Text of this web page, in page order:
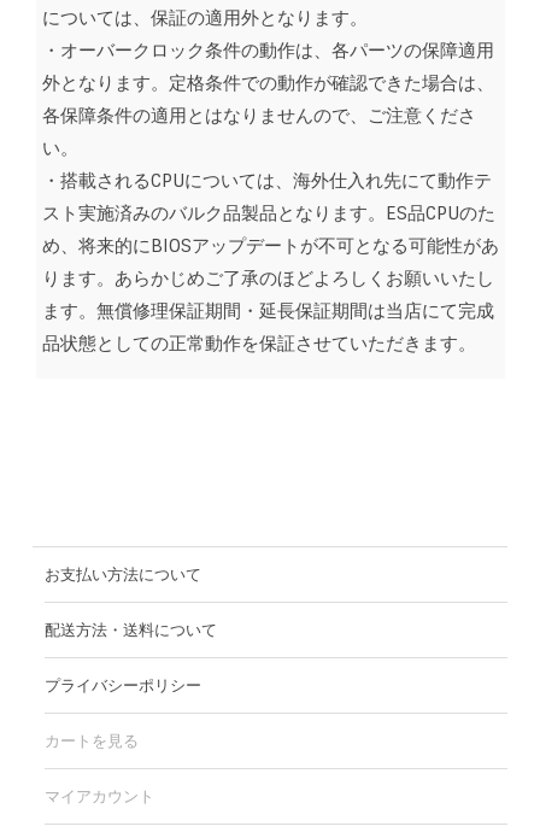
については、保証の適用外となります。
・オーバークロック条件の動作は、各パーツの保障適用
外となります。定格条件での動作が確認できた場合は、
各保障条件の適用とはなりませんので、ご注意くださ
い。
・搭載されるCPUについては、海外仕入れ先にて動作テ
スト実施済みのバルク品製品となります。ES品CPUのた
め、将来的にBIOSアップデートが不可となる可能性があ
ります。あらかじめご了承のほどよろしくお願いいたし
ます。無償修理保証期間・延長保証期間は当店にて完成
品状態としての正常動作を保証させていただきます。
お支払い方法について
配送方法・送料について
プライバシーポリシー
カートを見る
マイアカウント